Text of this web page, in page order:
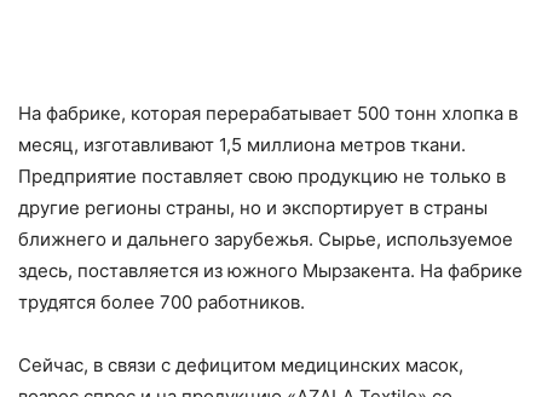
На фабрике, которая перерабатывает 500 тонн хлопка в
месяц, изготавливают 1,5 миллиона метров ткани.
Предприятие поставляет свою продукцию не только в
другие регионы страны, но и экспортирует в страны
ближнего и дальнего зарубежья. Сырье, используемое
здесь, поставляется из южного Мырзакента. На фабрике
трудятся более 700 работников.
Сейчас, в связи с дефицитом медицинских масок,